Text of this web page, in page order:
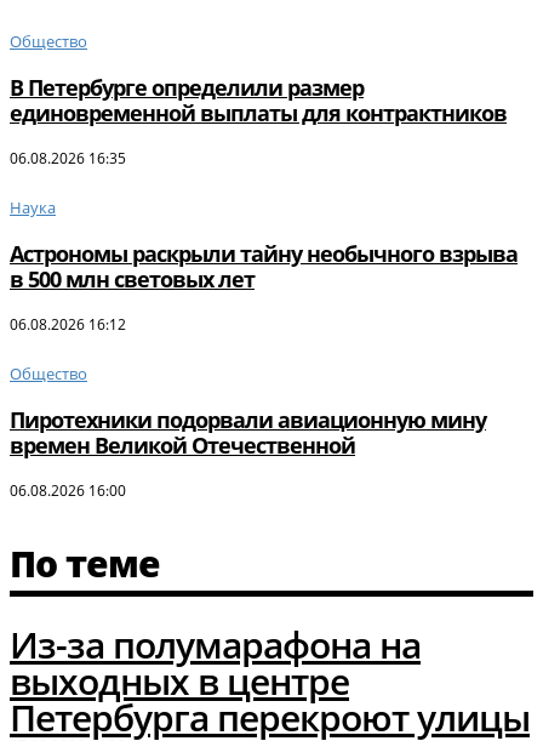
Общество
В Петербурге определили размер
единовременной выплаты для контрактников
06.08.2026 16:35
Наука
Астрономы раскрыли тайну необычного взрыва
в 500 млн световых лет
06.08.2026 16:12
Общество
Пиротехники подорвали авиационную мину
времен Великой Отечественной
06.08.2026 16:00
По теме
Из-за полумарафона на
выходных в центре
Петербурга перекроют улицы